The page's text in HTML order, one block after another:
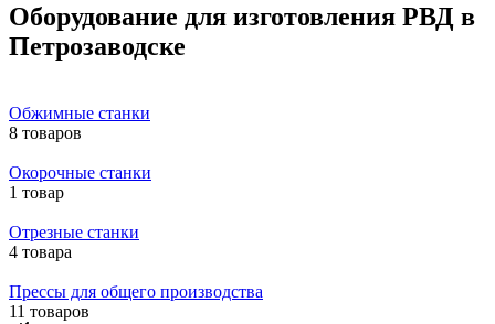
Оборудование для изготовления РВД в
Петрозаводске
Обжимные станки
8 товаров
Окорочные станки
1 товар
Отрезные станки
4 товара
Прессы для общего производства
11 товаров